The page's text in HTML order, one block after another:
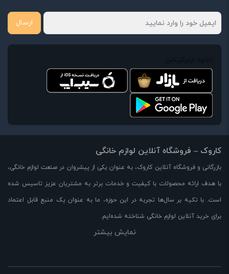
ارسال
کاروک – فروشگاه آنلاین لوازم خانگی
بازرگانی و فروشگاه آنلاین کاروک، به عنوان یکی از پیشروان در صنعت لوازم خانگی،
با هدف ارائه محصولات با کیفیت و خدمات برتر به مشتریان عزیز تاسیس شده
است. با تکیه بر سال‌ها تجربه در این حوزه، ما به عنوان یک منبع قابل اعتماد
برای خرید آنلاین لوازم خانگی شناخته شده‌ایم.
در وبسایت کاروک، مجموعه‌ای بزرگ از لوازم خانگی با کیفیت بالا را با قیمت مناسب
فروشگاه ما می‌توان به لوازم آشپزخانه، لوازم برقی، لوازم خوراکی، لوازم تهویه و
نمایش بیشتر